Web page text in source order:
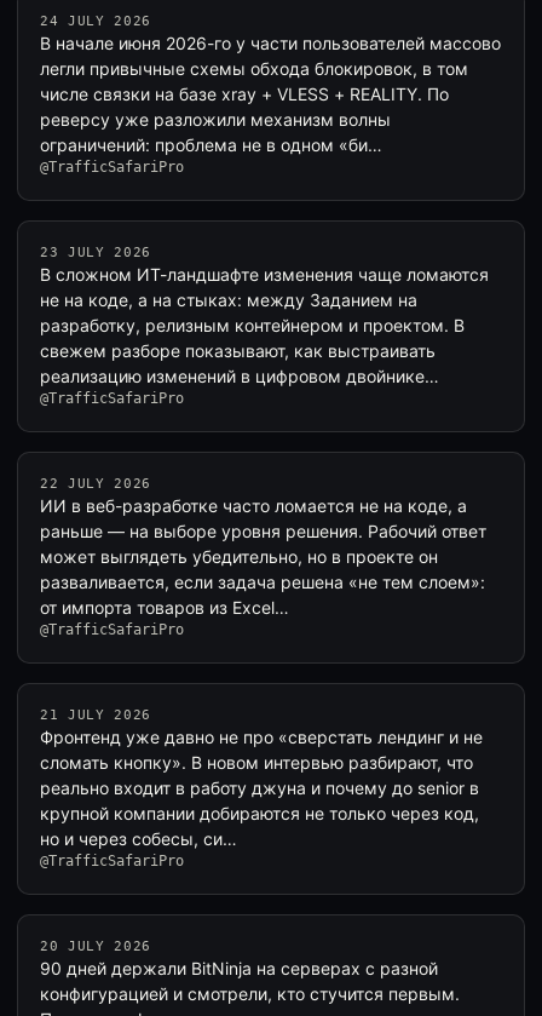
24 JULY 2026
В начале июня 2026-го у части пользователей массово
легли привычные схемы обхода блокировок, в том
числе связки на базе xray + VLESS + REALITY. По
реверсу уже разложили механизм волны
ограничений: проблема не в одном «би…
@TrafficSafariPro
23 JULY 2026
В сложном ИТ-ландшафте изменения чаще ломаются
не на коде, а на стыках: между Заданием на
разработку, релизным контейнером и проектом. В
свежем разборе показывают, как выстраивать
реализацию изменений в цифровом двойнике…
@TrafficSafariPro
22 JULY 2026
ИИ в веб-разработке часто ломается не на коде, а
раньше — на выборе уровня решения. Рабочий ответ
может выглядеть убедительно, но в проекте он
разваливается, если задача решена «не тем слоем»:
от импорта товаров из Excel…
@TrafficSafariPro
21 JULY 2026
Фронтенд уже давно не про «сверстать лендинг и не
сломать кнопку». В новом интервью разбирают, что
реально входит в работу джуна и почему до senior в
крупной компании добираются не только через код,
но и через собесы, си…
@TrafficSafariPro
20 JULY 2026
90 дней держали BitNinja на серверах с разной
конфигурацией и смотрели, кто стучится первым.